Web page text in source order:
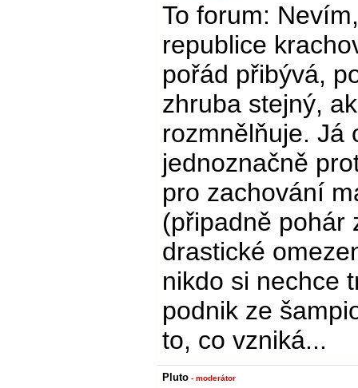
To forum:
republice
pořád přibývá,
zhruba stejný,
rozmnělňuje. Já
jednoznačně
pro zachování
(připadně pohár
drastické
nikdo si nechce
podnik ze
to, co vzniká...
Pluto - moderátor